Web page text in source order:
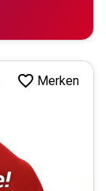
Merken